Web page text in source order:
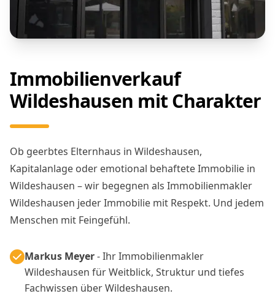
Immobilienverkauf
Wildeshausen mit Charakter
Ob geerbtes Elternhaus in Wildeshausen,
Kapitalanlage oder emotional behaftete Immobilie in
Wildeshausen – wir begegnen als Immobilienmakler
Wildeshausen jeder Immobilie mit Respekt. Und jedem
Menschen mit Feingefühl.
Markus Meyer- Ihr Immobilienmakler
Wildeshausen für Weitblick, Struktur und tiefes
Fachwissen über Wildeshausen.